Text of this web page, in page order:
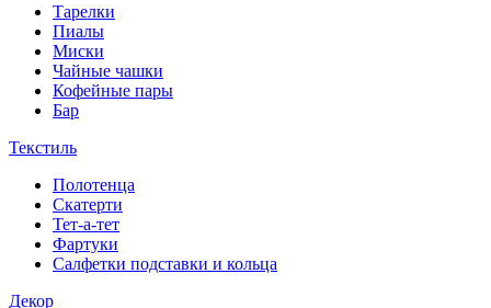
Тарелки
Пиалы
Миски
Чайные чашки
Кофейные пары
Бар
Текстиль
Полотенца
Скатерти
Тет-а-тет
Фартуки
Салфетки подставки и кольца
Декор